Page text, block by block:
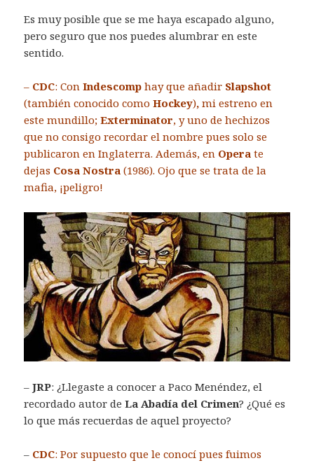
Es muy posible que se me haya escapado alguno,
pero seguro que nos puedes alumbrar en este
sentido.
– CDC: ConIndescomp hay que añadir Slapshot
(también conocido como Hockey), mi estreno en
este mundillo;Exterminator, y uno de hechizos
que no consigo recordar el nombre pues solo se
publicaron en Inglaterra. Además, en Opera te
dejas Cosa Nostra (1986). Ojo que se trata de la
mafia, ¡peligro!
–JRP: ¿Llegaste a conocer a Paco Menéndez, el
recordado autor deLa Abadía del Crimen? ¿Qué es
lo que más recuerdas de aquel proyecto?
– CDC: Por supuesto que le conocí pues fuimos